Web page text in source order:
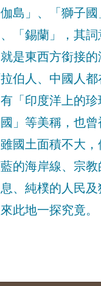
島」、「獅子
「錫蘭」，其
是東西方銜接
伯人、中國人
「印度洋上的
」等美稱，也
國土面積不大
的海岸線、宗
、純樸的人民
此地一探究竟。